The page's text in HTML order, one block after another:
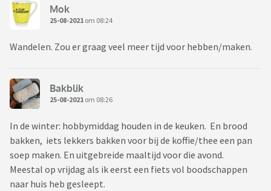
Mok
25-08-2021 om 08:24
Wandelen. Zou er graag veel meer tijd voor hebben/maken.
Bakblik
25-08-2021 om 08:26
In de winter: hobbymiddag houden in de keuken. En brood
bakken, iets lekkers bakken voor bij de koffie/thee een pan
soep maken. En uitgebreide maaltijd voor die avond.
Meestal op vrijdag als ik eerst een fiets vol boodschappen
naar huis heb gesleept.